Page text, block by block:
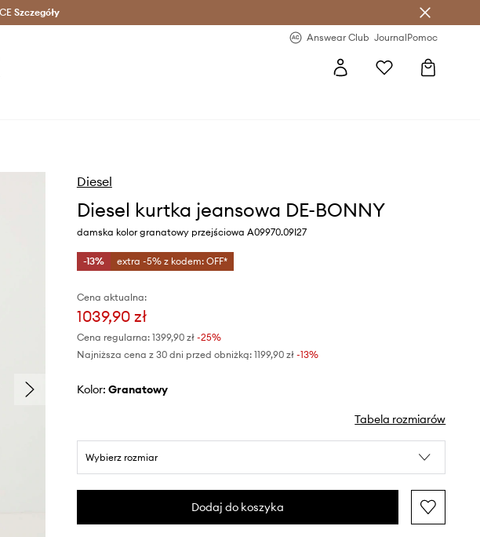
w 24h >
Szczegóły
Answear Club JournalPomoc
Diesel
Diesel kurtka jeansowa DE-BONNY
damska kolor granatowy przejściowa A09970.09I27
-13% extra -5% z kodem: OFF*
Cena aktualna:
1039,90 zł
Cena regularna: 1399,90 zł-25%
Najniższa cena z 30 dni przed obniżką: 1199,90 zł -13%
Kolor: granatowy
Tabela rozmiarów
Wybierz rozmiar
Dodaj do koszyka